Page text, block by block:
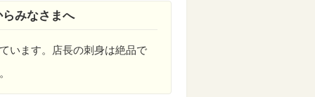
みなさまへ
います。店長の刺身は絶品で